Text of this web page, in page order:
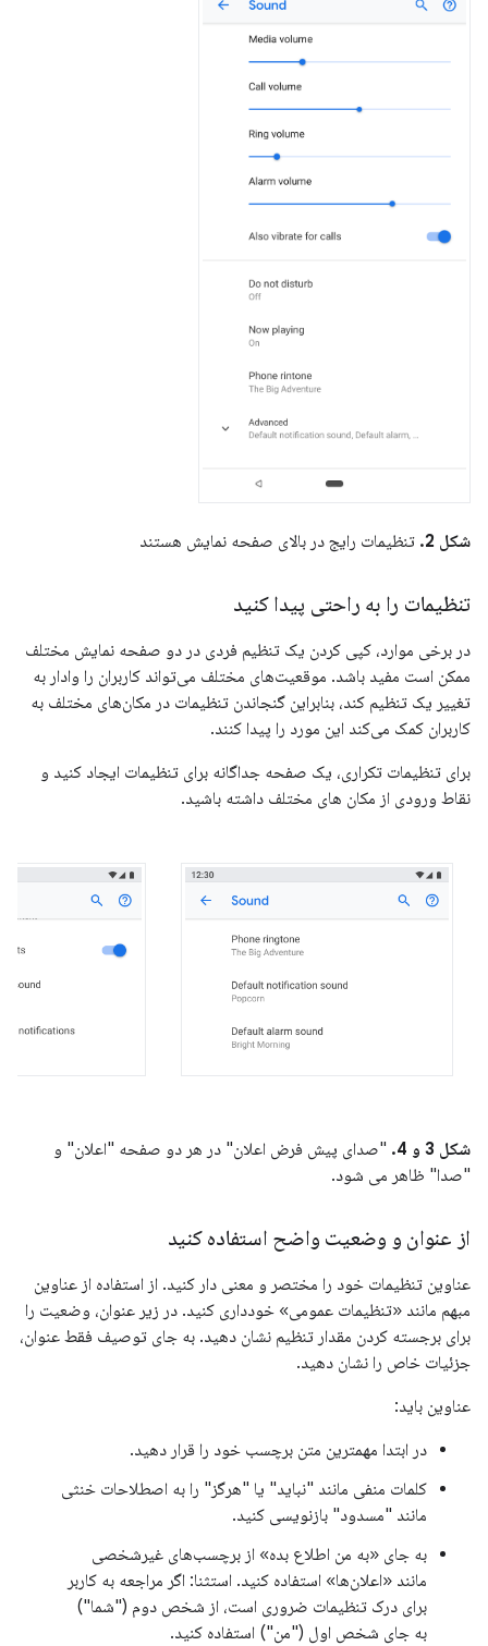
شکل 2. تنظیمات رایج در بالای صفحه نمایش هستند
تنظیمات را به راحتی پیدا کنید
در برخی موارد، کپی کردن یک تنظیم فردی در دو صفحه نمایش مختلف
ممکن است مفید باشد. موقعیت‌های مختلف می‌تواند کاربران را وادار به
تغییر یک تنظیم کند، بنابراین گنجاندن تنظیمات در مکان‌های مختلف به
کاربران کمک می‌کند این مورد را پیدا کنند.
برای تنظیمات تکراری، یک صفحه جداگانه برای تنظیمات ایجاد کنید و
نقاط ورودی از مکان های مختلف داشته باشید.
شکل 3 و 4.
"صدای پیش فرض اعلان" در هر دو صفحه "اعلان" و
"صدا" ظاهر می شود.
از عنوان و وضعیت واضح استفاده کنید
عناوین تنظیمات خود را مختصر و معنی دار کنید. از استفاده از عناوین
مبهم مانند «تنظیمات عمومی» خودداری کنید. در زیر عنوان، وضعیت را
برای برجسته کردن مقدار تنظیم نشان دهید. به جای توصیف فقط عنوان،
جزئیات خاص را نشان دهید.
عناوین باید:
در ابتدا مهمترین متن برچسب خود را قرار دهید.
کلمات منفی مانند "نباید" یا "هرگز" را به اصطلاحات خنثی
مانند "مسدود" بازنویسی کنید.
به جای «به من اطلاع بده» از برچسب‌های غیرشخصی
مانند «اعلان‌ها» استفاده کنید. استثنا: اگر مراجعه به کاربر
برای درک تنظیمات ضروری است، از شخص دوم ("شما")
به جای شخص اول ("من") استفاده کنید.